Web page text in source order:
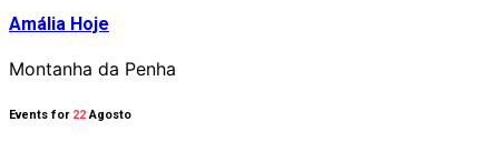
Amália Hoje
Montanha da Penha
Events for 22Agosto